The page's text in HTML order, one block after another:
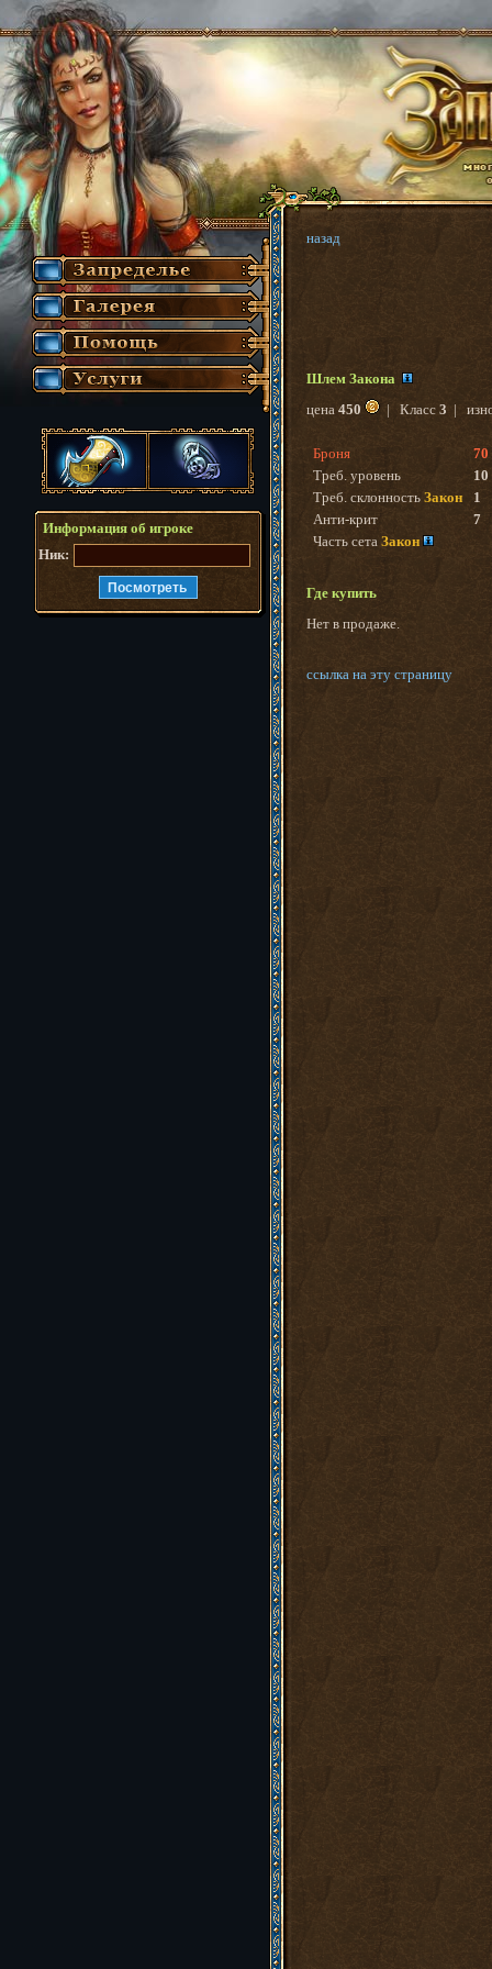
назад
Шлем Закона
цена 450 | Класс 3 |
Броня
70
Треб. уровень
10
Треб. склонность Закон
1
Анти-крит
7
Часть сета Закон
Где купить
Нет в продаже.
ссылка на эту страницу
Информация об игроке
Ник: